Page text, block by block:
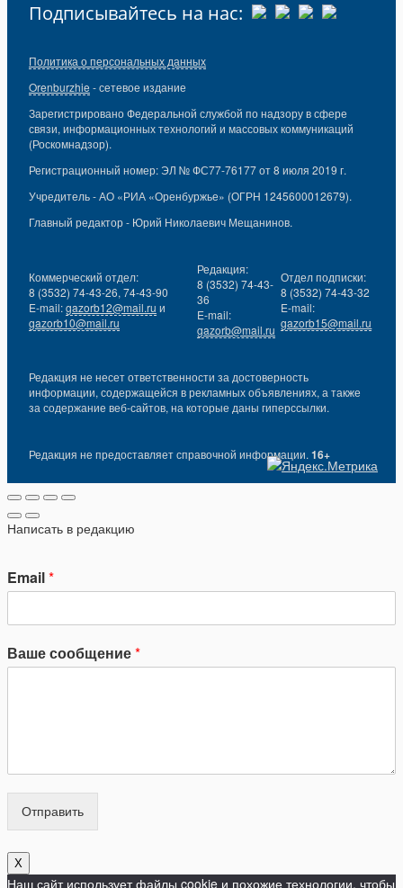
Подписывайтесь на нас:
Политика о персональных данных
Orenburzhie - сетевое издание
Зарегистрировано Федеральной службой по надзору в сфере
связи, информационных технологий и массовых коммуникаций
(Роскомнадзор).
Регистрационный номер: ЭЛ № ФС77-76177 от 8 июля 2019 г.
Учредитель - АО «РИА «Оренбуржье» (ОГРН 1245600012679).
Главный редактор - Юрий Николаевич Мещанинов.
Коммерческий отдел:
8 (3532) 74-43-26, 74-43-90
E-mail:gazorb12@mail.ru и
gazorb10@mail.ru
Редакция:
8 (3532) 74-43-
36
E-mail:
gazorb@mail.ru
Отдел подписки:
8 (3532) 74-43-32
E-mail:
gazorb15@mail.ru
Редакция не несет ответственности за достоверность
информации, содержащейся в рекламных объявлениях, а также
за содержание веб-сайтов, на которые даны гиперссылки.
Редакция не предоставляет справочной информации. 16+
Написать в редакцию
Email*
Ваше сообщение*
Отправить
X
Наш сайт использует файлы cookie и похожие технологии, чтобы